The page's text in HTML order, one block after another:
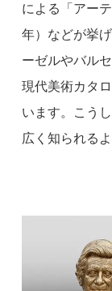
による「アー
年）などが挙
ーゼルやバル
現代美術カタ
います。こう
広く知られる